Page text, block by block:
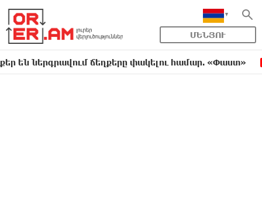
ՄԵՆՅՈՒ
ճեղքերը փակելու համար. «Փաստ» 6:01